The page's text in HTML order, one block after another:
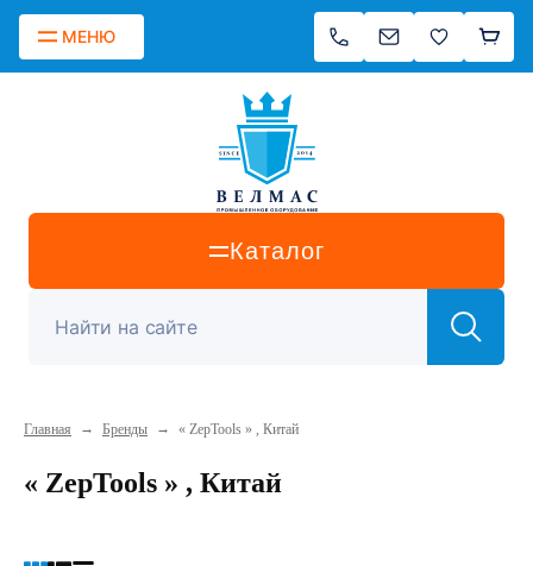
МЕНЮ
Каталог
Главная → Бренды → « ZepTools » , Китай
« ZepTools » , Китай